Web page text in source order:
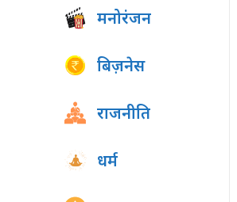
मनोरंजन
बिज़नेस
राजनीति
धर्म